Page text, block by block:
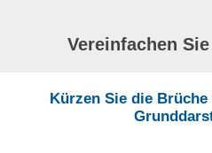
Vereinfachen
Kürzen Sie die